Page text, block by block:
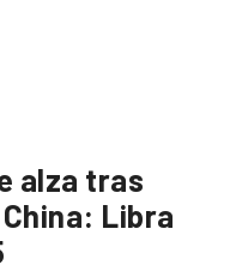
alza tras
Libra